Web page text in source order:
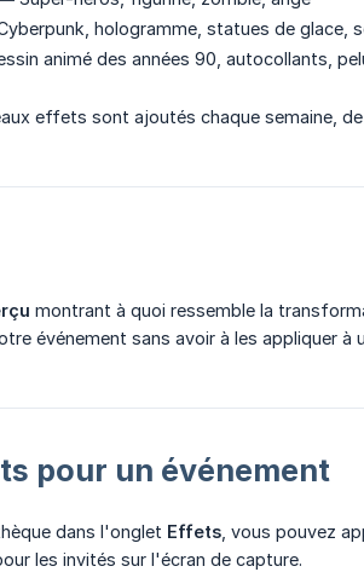
hologramme, statues de glace,
animé des années 90, autocollants,
effets sont ajoutés chaque semaine,
montrant à quoi ressemble la
événement sans avoir à les appliquer à
pour un événement
dans l'onglet Effets , vous pouvez
les invités sur l'écran de capture.